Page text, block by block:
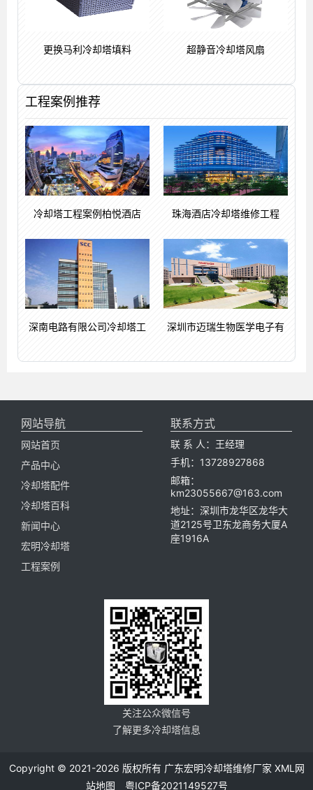
更换马利冷却塔填料 超静音冷却塔风扇
工程案例推荐
冷却塔工程案例柏悦酒店 珠海酒店冷却塔维修工程
深南电路有限公司冷却塔工 深圳市迈瑞生物医学电子有
网站导航
网站首页
产品中心
冷却塔配件
冷却塔百科
新闻中心
宏明冷却塔
工程案例
联系方式
联 系 人：王经理
手机：13728927868
邮箱：
km23055667@163.com
地址：深圳市龙华区龙华大
道2125号卫东龙商务大厦A
座1916A
关注公众微信号
了解更多冷却塔信息
Copyright © 2021-2026 版权所有 广东宏明冷却塔维修厂家 XML网
站地图
粤ICP备2021149527号